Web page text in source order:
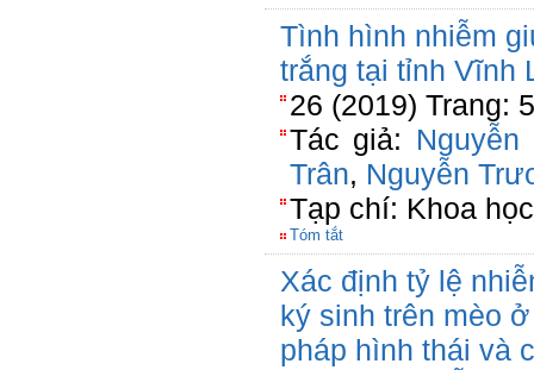
Tình hình nhiễm
trắng tại tỉnh Vĩnh
26 (2019) Trang:
Tác giả:
Trân, Nguyễn
Tạp chí: Khoa
Tóm tắt
Xác định tỷ lệ
ký sinh trên mèo
pháp hình thái và